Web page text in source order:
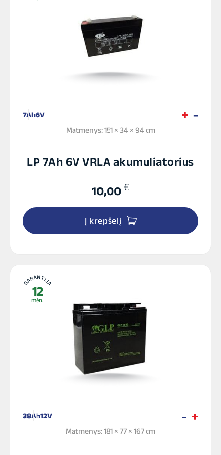
7Ah6V
Matmenys: 151 × 34 × 94 cm
LP 7Ah 6V VRLA akumuliatorius
10,00 €
Į krepšelį
GARANTIJA
12
mėn.
38Ah12V
Matmenys: 181 × 77 × 167 cm